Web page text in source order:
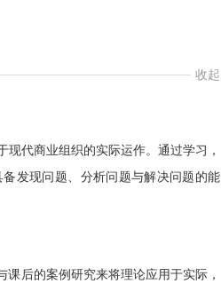
收起
代商业组织的实际运作。通过学习，
发现问题、分析问题与解决问题的能
后的案例研究来将理论应用于实际，